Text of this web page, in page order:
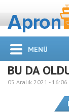
MENÜ
BU DA
05 Aralık 2021 - 16:06